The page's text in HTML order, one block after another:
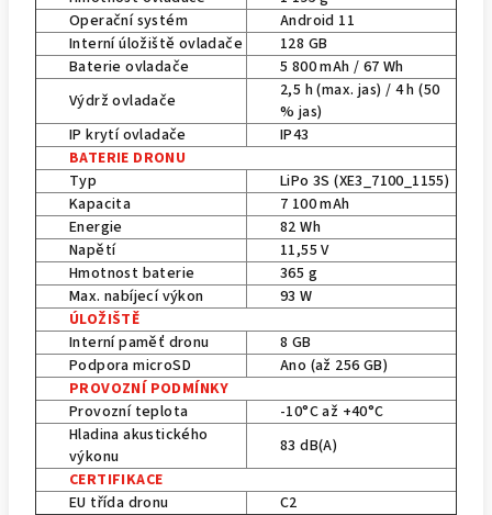
Operační systém
Android 11
Interní úložiště ovladače
128 GB
Baterie ovladače
5 800 mAh / 67 Wh
Výdrž ovladače
2,5 h (max. jas) / 4 h (50
% jas)
IP krytí ovladače
IP43
BATERIE DRONU
Typ
LiPo 3S (XE3_7100_1155)
Kapacita
7 100 mAh
Energie
82 Wh
Napětí
11,55 V
Hmotnost baterie
365 g
Max. nabíjecí výkon
93 W
ÚLOŽIŠTĚ
Interní paměť dronu
8 GB
Podpora microSD
Ano (až 256 GB)
PROVOZNÍ PODMÍNKY
Provozní teplota
-10°C až +40°C
Hladina akustického
výkonu
83 dB(A)
CERTIFIKACE
EU třída dronu
C2